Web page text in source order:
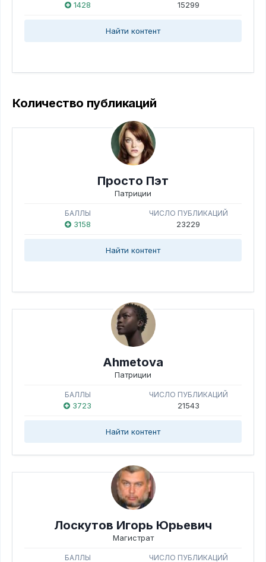
1428 15299
Найти контент
Количество публикаций
Просто Пэт
Патриции
БАЛЛЫ
3158
ЧИСЛО ПУБЛИКАЦИЙ
23229
Найти контент
Ahmetova
Патриции
БАЛЛЫ
3723
ЧИСЛО ПУБЛИКАЦИЙ
21543
Найти контент
Лоскутов Игорь Юрьевич
Магистрат
БАЛЛЫ ЧИСЛО ПУБЛИКАЦИЙ